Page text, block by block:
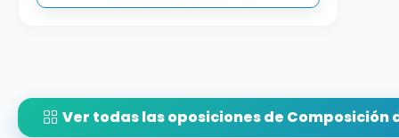
Ver todas las oposiciones de Composición